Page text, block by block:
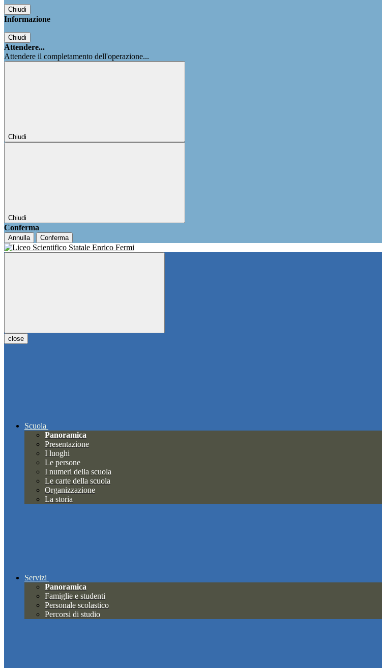
Chiudi
Informazione
Chiudi
Attendere...
Attendere il completamento dell'operazione...
Chiudi
Chiudi
Conferma
Annulla Conferma
close
Scuola
Panoramica
Presentazione
I luoghi
Le persone
I numeri della scuola
Le carte della scuola
Organizzazione
La storia
Servizi
Panoramica
Famiglie e studenti
Personale scolastico
Percorsi di studio